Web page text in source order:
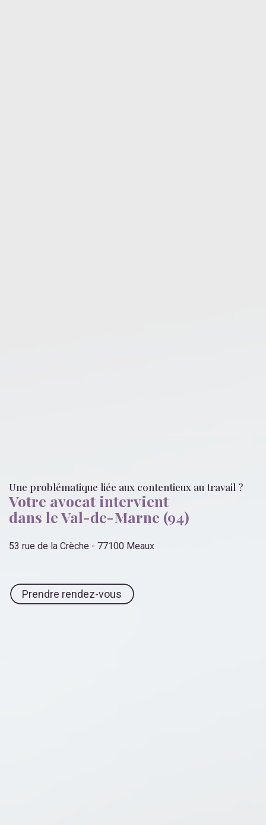
Une problématique liée aux contentieux au travail ?
Votre avocat intervient
dans le Val-de-Marne (94)
53 rue de la Crèche - 77100 Meaux
Prendre rendez-vous